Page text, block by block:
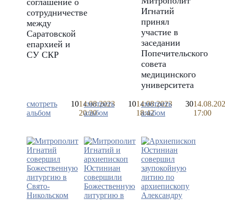
соглашение о
сотрудничестве
между
Саратовской
епархией и
СУ СКР
смотреть
альбом
1014.08.2023
20:20
смотреть
альбом
1014.08.2023
18:42
Игнатий
принял
участие в
заседании
Попечительского
совета
медицинского
университета
смотреть
альбом
30
17:00